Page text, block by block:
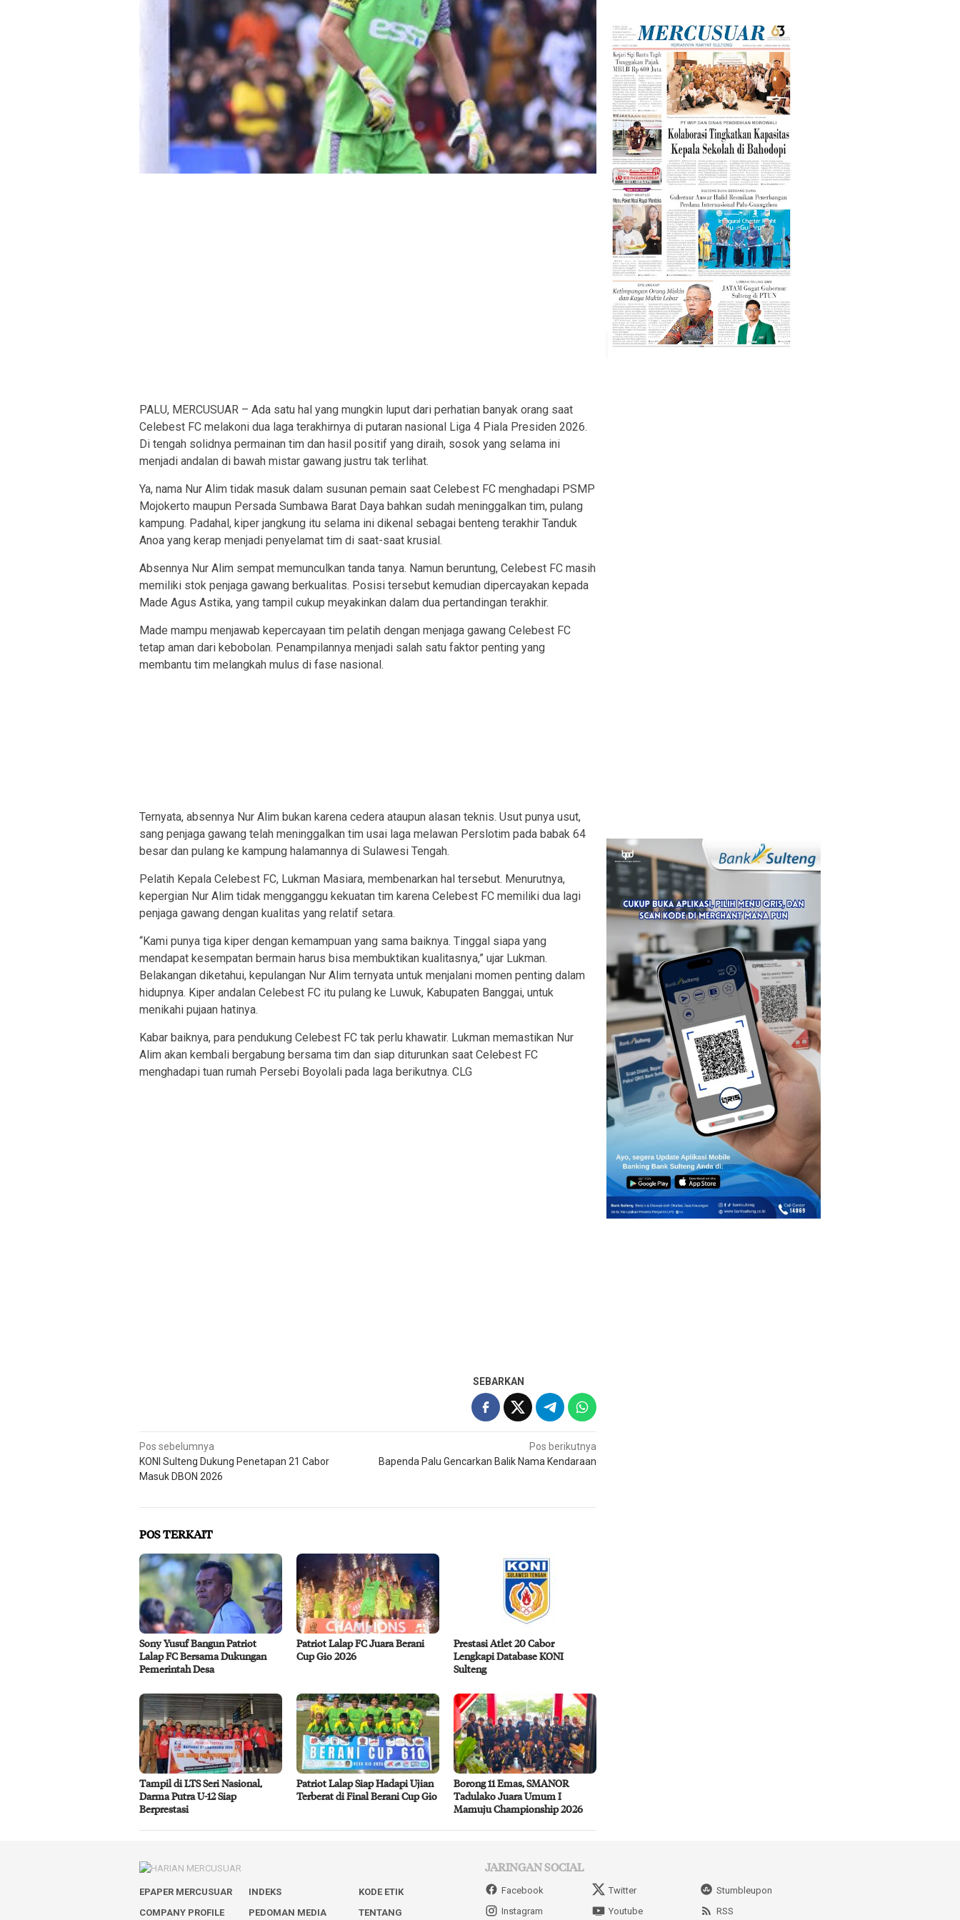
PALU, MERCUSUAR – Ada satu hal yang mungkin luput dari perhatian banyak orang saat
Celebest FC melakoni dua laga terakhirnya di putaran nasional Liga 4 Piala Presiden 2026.
Di tengah solidnya permainan tim dan hasil positif yang diraih, sosok yang selama ini
menjadi andalan di bawah mistar gawang justru tak terlihat.
Ya, nama Nur Alim tidak masuk dalam susunan pemain saat Celebest FC menghadapi PSMP
Mojokerto maupun Persada Sumbawa Barat Daya bahkan sudah meninggalkan tim, pulang
kampung. Padahal, kiper jangkung itu selama ini dikenal sebagai benteng terakhir Tanduk
Anoa yang kerap menjadi penyelamat tim di saat-saat krusial.
Absennya Nur Alim sempat memunculkan tanda tanya. Namun beruntung, Celebest FC masih
memiliki stok penjaga gawang berkualitas. Posisi tersebut kemudian dipercayakan kepada
Made Agus Astika, yang tampil cukup meyakinkan dalam dua pertandingan terakhir.
Made mampu menjawab kepercayaan tim pelatih dengan menjaga gawang Celebest FC
tetap aman dari kebobolan. Penampilannya menjadi salah satu faktor penting yang
membantu tim melangkah mulus di fase nasional.
Ternyata, absennya Nur Alim bukan karena cedera ataupun alasan teknis. Usut punya usut,
sang penjaga gawang telah meninggalkan tim usai laga melawan Perslotim pada babak 64
besar dan pulang ke kampung halamannya di Sulawesi Tengah.
Pelatih Kepala Celebest FC, Lukman Masiara, membenarkan hal tersebut. Menurutnya,
kepergian Nur Alim tidak mengganggu kekuatan tim karena Celebest FC memiliki dua lagi
penjaga gawang dengan kualitas yang relatif setara.
“Kami punya tiga kiper dengan kemampuan yang sama baiknya. Tinggal siapa yang
mendapat kesempatan bermain harus bisa membuktikan kualitasnya,” ujar Lukman.
Belakangan diketahui, kepulangan Nur Alim ternyata untuk menjalani momen penting dalam
hidupnya. Kiper andalan Celebest FC itu pulang ke Luwuk, Kabupaten Banggai, untuk
menikahi pujaan hatinya.
Kabar baiknya, para pendukung Celebest FC tak perlu khawatir. Lukman memastikan Nur
Alim akan kembali bergabung bersama tim dan siap diturunkan saat Celebest FC
menghadapi tuan rumah Persebi Boyolali pada laga berikutnya. CLG
SEBARKAN
Navigasi
pos
Pos sebelumnya
KONI Sulteng Dukung Penetapan 21 Cabor
Masuk DBON 2026
Pos berikutnya
Bapenda Palu Gencarkan Balik Nama Kendaraan
POS TERKAIT
Sony Yusuf Bangun Patriot
Lalap FC Bersama Dukungan
Pemerintah Desa
Patriot Lalap FC Juara Berani
Cup Gio 2026
Prestasi Atlet 20 Cabor
Lengkapi Database KONI
Sulteng
Tampil di LTS Seri Nasional,
Darma Putra U-12 Siap
Berprestasi
Patriot Lalap Siap Hadapi Ujian
Terberat di Final Berani Cup Gio
Borong 11 Emas, SMANOR
Tadulako Juara Umum I
Mamuju Championship 2026
EPAPER MERCUSUAR INDEKS
KODE ETIK
COMPANY PROFILE
PEDOMAN MEDIA TENTANG
JARINGAN SOCIAL
Facebook Twitter
Stumbleupon
Instagram
Youtube RSS